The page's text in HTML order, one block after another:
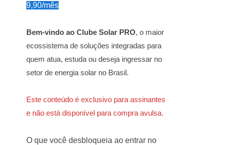
9,90/mês
Bem-vindo ao Clube Solar PRO, o maior
ecossistema de soluções integradas para
quem atua, estuda ou deseja ingressar no
setor de energia solar no Brasil.
Este conteúdo é exclusivo para assinantes
e não está disponível para compra avulsa.
O que você desbloqueia ao entrar no